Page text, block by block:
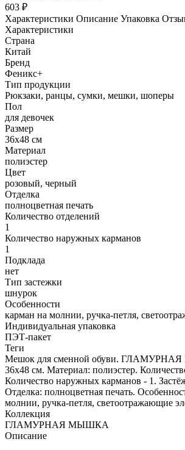
603 ₽
Характеристики Описание Упаковка
Характеристики
Страна
Китай
Бренд
Феникс+
Тип продукции
Рюкзаки, ранцы, сумки, мешки, шоперы
Пол
для девочек
Размер
36x48 см
Материал
полиэстер
Цвет
розовый, черный
Отделка
полноцветная печать
Количество отделений
1
Количество наружных карманов
1
Подклада
нет
Тип застежки
шнурок
Особенности
карман на молнии, ручка-петля,
Индивидуальная упаковка
ПЭТ-пакет
Теги
Мешок для сменной обуви.
36x48 см. Материал: полиэстер.
Количество наружных карманов - 1.
Отделка: полноцветная печать.
молнии, ручка-петля, светоотражающие
Коллекция
ГЛАМУРНАЯ МЫШКА
Описание